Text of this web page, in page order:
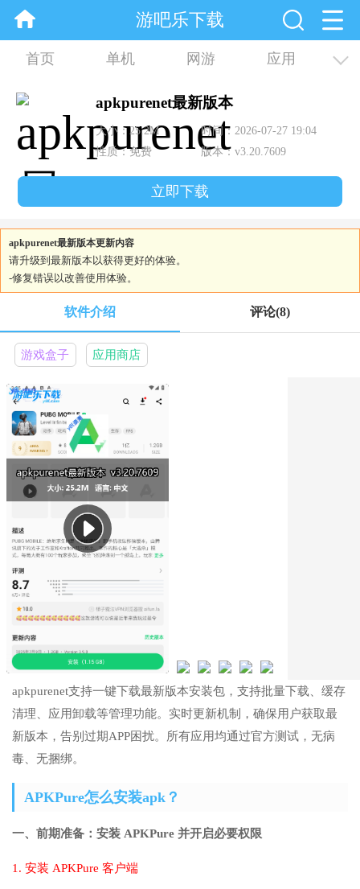
游吧乐下载
首页 单机 网游 应用
资讯 合集
apkpurenet最新版本
大小：25.2M
时间：2026-07-27 19:04
性质：免费
版本：v3.20.7609
立即下载
apkpurenet最新版本更新内容
请升级到最新版本以获得更好的体验。
-修复错误以改善使用体验。
软件介绍 评论(8)
游戏盒子 应用商店
apkpurenet支持一键下载最新版本安装包，支持批量下载、缓存
清理、应用卸载等管理功能。实时更新机制，确保用户获取最
新版本，告别过期APP困扰。所有应用均通过官方测试，无病
毒、无捆绑。
APKPure怎么安装apk？
一、前期准备：安装 APKPure 并开启必要权限
1. 安装 APKPure 客户端